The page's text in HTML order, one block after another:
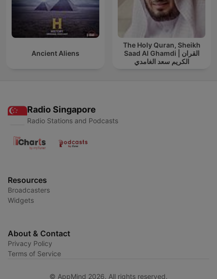
Ancient Aliens
The Holy Quran, Sheikh
Saad Al Ghamdi | القران
الكريم سعد الغامدي
Radio Singapore
Radio Stations and Podcasts
Resources
Broadcasters
Widgets
About & Contact
Privacy Policy
Terms of Service
© AppMind 2026. All rights reserved.